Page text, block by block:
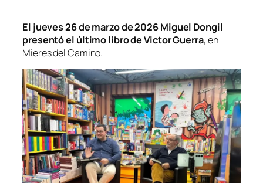
El jueves 26 de marzo de 2026 Miguel Dongil
presentó el último libro de Victor Guerra, en
Mieres del Camino.